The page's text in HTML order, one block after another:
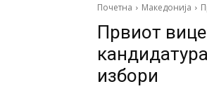
Почетна Македонија
Првиот
избори